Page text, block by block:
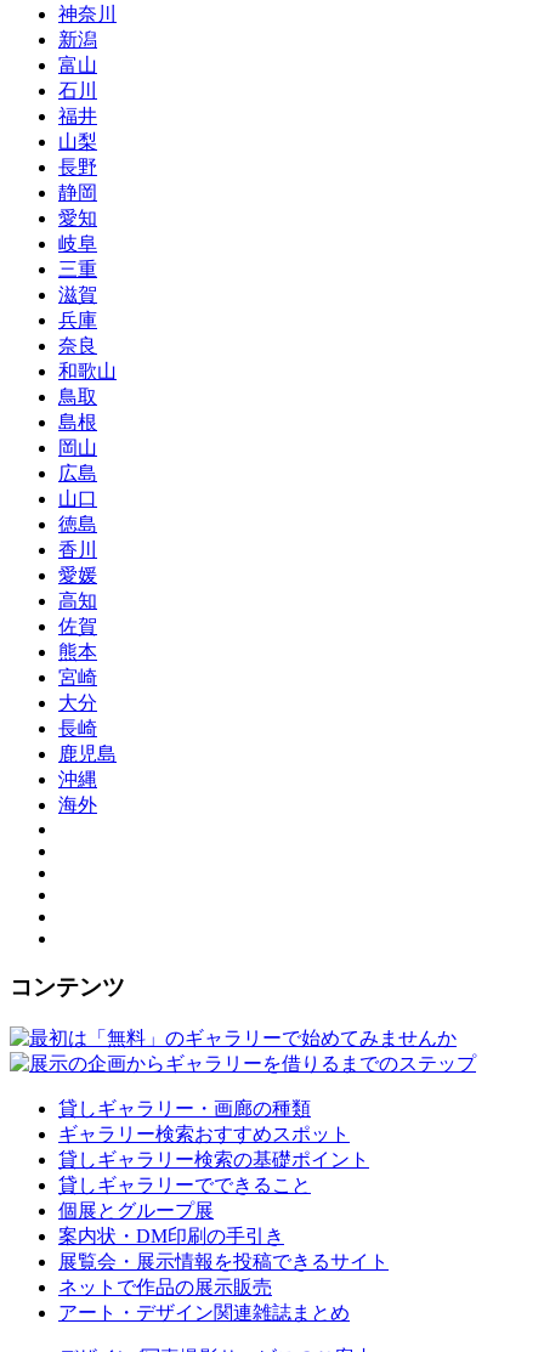
神奈川
新潟
富山
石川
福井
山梨
長野
静岡
愛知
岐阜
三重
滋賀
兵庫
奈良
和歌山
鳥取
島根
岡山
広島
山口
徳島
香川
愛媛
高知
佐賀
熊本
宮崎
大分
長崎
鹿児島
沖縄
海外
コンテンツ
貸しギャラリー・画廊の種類
ギャラリー検索おすすめスポット
貸しギャラリー検索の基礎ポイント
貸しギャラリーでできること
個展とグループ展
案内状・DM印刷の手引き
展覧会・展示情報を投稿できるサイト
ネットで作品の展示販売
アート・デザイン関連雑誌まとめ